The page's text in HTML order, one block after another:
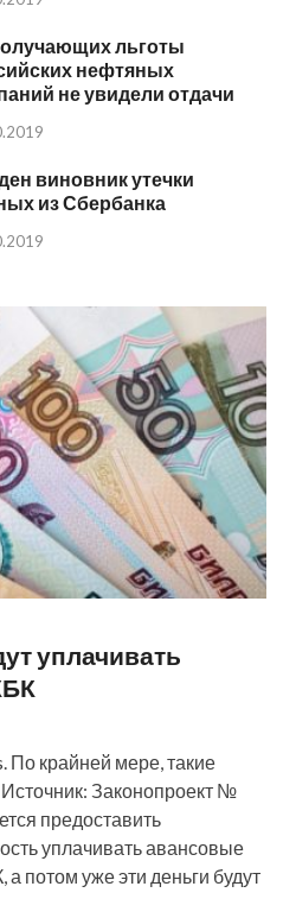
льготы
нефтяных
не увидели отдачи
виновник утечки
из Сбербанка
уплачивать
По крайней мере, такие
Законопроект №
предоставить
уплачивать авансовые
потом уже эти деньги будут